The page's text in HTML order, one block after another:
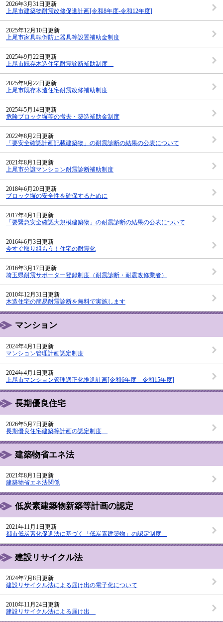
2026年3月31日更新
上尾市建築物耐震改修促進計画[令和8年度-令和12年度]
2025年12月10日更新
上尾市家具転倒防止器具等設置補助金制度
2025年9月22日更新
上尾市既存木造住宅耐震診断補助制度
2025年9月22日更新
上尾市既存木造住宅耐震改修補助制度
2025年5月14日更新
危険ブロック塀等の撤去・築造補助金制度
2022年8月2日更新
「要安全確認計画記載建築物」の耐震診断の結果の公表について
2021年8月1日更新
上尾市分譲マンション耐震診断補助制度
2018年6月20日更新
ブロック塀の安全性を確保するために
2017年4月1日更新
「要緊急安全確認大規模建築物」の耐震診断の結果の公表について
2016年6月3日更新
今すぐ取り組もう！住宅の耐震化
2016年3月17日更新
埼玉県耐震サポーター登録制度（耐震診断・耐震改修業者）
2010年12月31日更新
木造住宅の簡易耐震診断を無料で実施します
マンション
2024年4月1日更新
マンション管理計画認定制度
2024年4月1日更新
上尾市マンション管理適正化推進計画[令和6年度－令和15年度]
長期優良住宅
2026年5月7日更新
長期優良住宅建築等計画の認定制度
建築物省エネ法
2021年8月1日更新
建築物省エネ法関係
低炭素建築物新築等計画の認定
2021年11月1日更新
都市低炭素化促進法に基づく「低炭素建築物」の認定制度
建設リサイクル法
2024年7月8日更新
建設リサイクル法による届け出の電子化について
2010年11月24日更新
建設リサイクル法による届け出